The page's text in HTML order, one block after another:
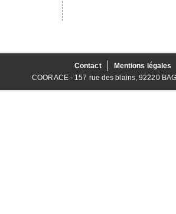
Contact
Mentions légales
COORACE - 157 rue des blains, 92220